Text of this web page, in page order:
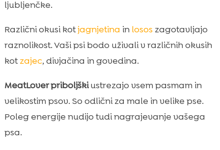
ljubljenčke.
Različni okusi kotjagnjetina in losos zagotavljajo
raznolikost. Vaši psi bodo uživali v različnih okusih
kotzajec, divjačina in govedina.
MeatLover priboljškiustrezajo vsem pasmam in
velikostim psov. So odlični za male in velike pse.
Poleg energije nudijo tudi nagrajevanje vašega
psa.